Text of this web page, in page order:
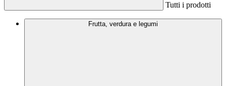
Tutti i prodotti
Frutta, verdura e legumi